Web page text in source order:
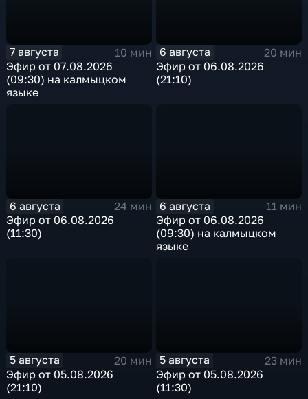
7 августа
10 мин
Эфир от 07.08.2026
(09:30) на калмыцком
языке
6 августа
20 мин
Эфир от 06.08.2026
(21:10)
6 августа
24 мин
Эфир от 06.08.2026
(11:30)
6 августа
11 мин
Эфир от 06.08.2026
(09:30) на калмыцком
языке
5 августа
20 мин
Эфир от 05.08.2026
(21:10)
5 августа
23 мин
Эфир от 05.08.2026
(11:30)